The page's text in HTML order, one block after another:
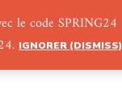
le code SPRING24
IGNORER (DISMISS)